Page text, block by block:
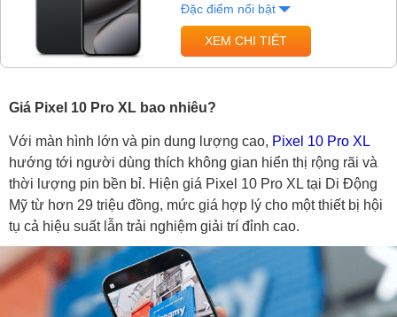
Đặc điểm nổi bật
XEM CHI TIẾT
Giá Pixel 10 Pro XL bao nhiêu?
Với màn hình lớn và pin dung lượng cao, Pixel 10 Pro XL
hướng tới người dùng thích không gian hiển thị rộng rãi và
thời lượng pin bền bỉ. Hiện giá Pixel 10 Pro XL tại Di Động
Mỹ từ hơn 29 triệu đồng, mức giá hợp lý cho một thiết bị hội
tụ cả hiệu suất lẫn trải nghiệm giải trí đỉnh cao.